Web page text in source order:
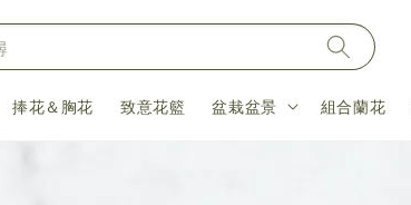
捧花＆胸花 致意花籃 盆栽盆景 組合蘭花